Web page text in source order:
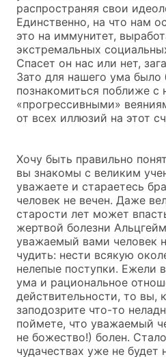
распространяя свои
Единственно, на что нам
это на иммунитет,
экстремальных
Спасет он нас или нет,
Зато для нашего ума было
познакомиться поближе с
«прогрессивными»
от всех иллюзий на этот
Хочу быть правильно
вы знакомы с великим
уважаете и стараетесь
человек не вечен. Даже
старости лет может
жертвой болезни
уважаемый вами человек
чудить: нести всякую
нелепые поступки. Ежели
ума и рациональное
действительности, то вы,
заподозрите что-то
поймете, что уважаемый
не божество!) болен.
чудачествах уже не будет